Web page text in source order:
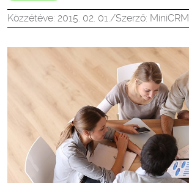
Közzétéve: 2015. 02. 01./Szerző: MiniCRM